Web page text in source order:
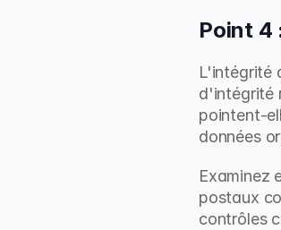
Point 4
L'intégrité
d'intégrité
pointent-
données
Examinez
postaux
contrôles